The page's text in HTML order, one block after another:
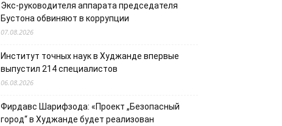
Экс-руководителя аппарата председателя
Бустона обвиняют в коррупции
07.08.2026
Институт точных наук в Худжанде впервые
выпустил 214 специалистов
06.08.2026
Фирдавс Шарифзода: «Проект „Безопасный
город“ в Худжанде будет реализован